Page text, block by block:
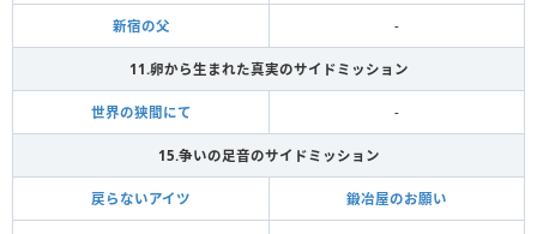
新宿の父 -
11.卵から生まれた真実のサイドミッション
世界の狭間にて -
15.争いの足音のサイドミッション
戻らないアイツ 鍛冶屋のお願い